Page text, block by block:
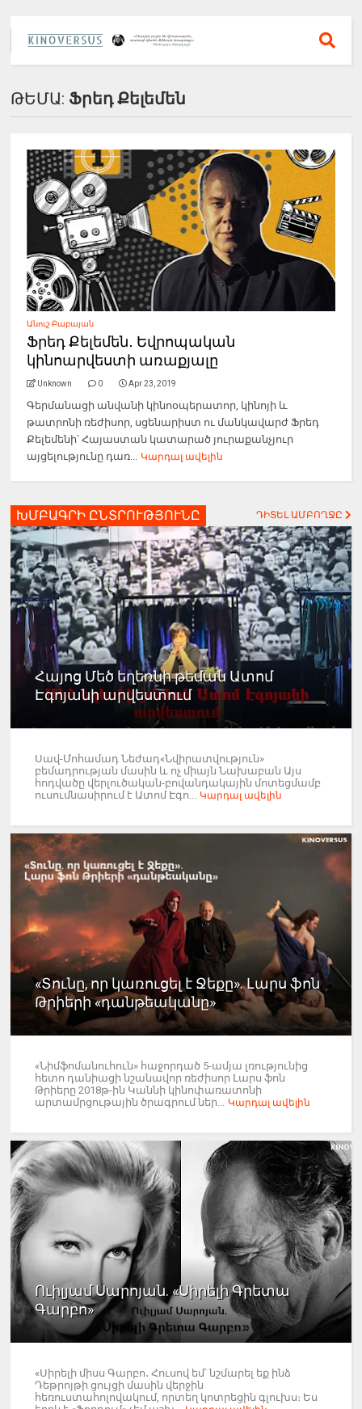
ԹԵՄԱ: Ֆրեդ Քելեմեն
Անուշ Բաբայան
Ֆրեդ Քելեմեն․ Եվրոպական
կինոարվեստի առաքյալը
Unknown 0 Apr 23, 2019
Գերմանացի անվանի կինոօպերատոր, կինոյի և
թատրոնի ռեժիսոր, սցենարիստ ու մանկավարժ Ֆրեդ
Քելեմենի՝ Հայաստան կատարած յուրաքանչյուր
այցելությունը դառ... Կարդալ ավելին
ԽՄԲԱԳՐԻ ԸՆՏՐՈՒԹՅՈՒՆԸ ԴԻՏԵԼ ԱՄԲՈՂՋԸ
Հայոց Մեծ եղեռնի թեման Ատոմ
Էգոյանի արվեստում
Սավ-Մոհամադ Նեժադ«Նվիրատվություն»
բեմադրության մասին և ոչ միայն Նախաբան Այս
հոդվածը վերլուծական-բովանդակային մոտեցմամբ
ուսումնասիրում է Ատոմ Էգո... Կարդալ ավելին
«Տունը, որ կառուցել է Ջեքը». Լարս ֆոն
Թրիերի «դանթեականը»
«Նիմֆոմանուհուն» հաջորդած 5-ամյա լռությունից
հետո դանիացի նշանավոր ռեժիսոր Լարս ֆոն
Թրիերը 2018թ-ին Կաննի կինոփառատոնի
արտամրցութային ծրագրում ներ... Կարդալ ավելին
Ուիլյամ Սարոյան. «Սիրելի Գրետա
Գարբո»
«Սիրելի միսս Գարբո․ Հուսով եմ՝ նշմարել եք ինձ
Դեթրոյթի ցույցի մասին վերջին
հեռուստահոլովակում, որտեղ կոտրեցին գլուխս։ Ես